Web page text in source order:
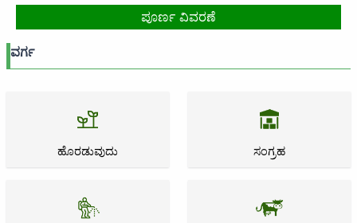
ಪೂರ್ಣ ವಿವರಣೆ
ವರ್ಗ
ಹೊರಡುವುದು ಸಂಗ್ರಹ